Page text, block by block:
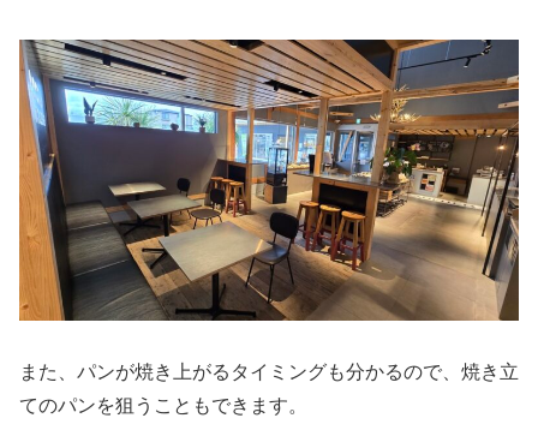
また、パンが焼き上がるタイミングも分かるので、焼き立
てのパンを狙うこともできます。